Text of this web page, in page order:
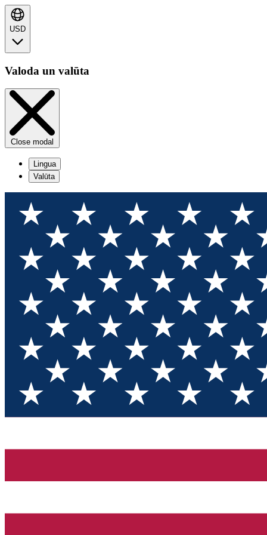
USD
Valoda un valūta
Close modal
Lingua
Valūta